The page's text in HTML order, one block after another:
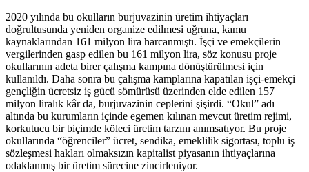
2020 yılında bu okulların burjuvazinin üretim ihtiyaçları
doğrultusunda yeniden organize edilmesi uğruna, kamu
kaynaklarından 161 milyon lira harcanmıştı. İşçi ve emekçilerin
vergilerinden gasp edilen bu 161 milyon lira, söz konusu proje
okullarının adeta birer çalışma kampına dönüştürülmesi için
kullanıldı. Daha sonra bu çalışma kamplarına kapatılan işçi-emekçi
gençliğin ücretsiz iş gücü sömürüsü üzerinden elde edilen 157
milyon liralık kâr da, burjuvazinin ceplerini şişirdi. “Okul” adı
altında bu kurumların içinde egemen kılınan mevcut üretim rejimi,
korkutucu bir biçimde köleci üretim tarzını anımsatıyor. Bu proje
okullarında “öğrenciler” ücret, sendika, emeklilik sigortası, toplu iş
sözleşmesi hakları olmaksızın kapitalist piyasanın ihtiyaçlarına
odaklanmış bir üretim sürecine zincirleniyor.